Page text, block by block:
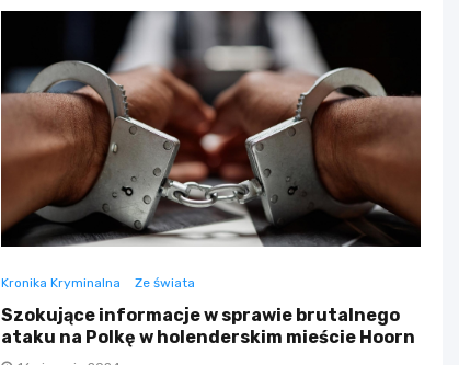
Kronika Kryminalna Ze świata
Szokujące informacje w sprawie brutalnego
ataku na Polkę w holenderskim mieście Hoorn